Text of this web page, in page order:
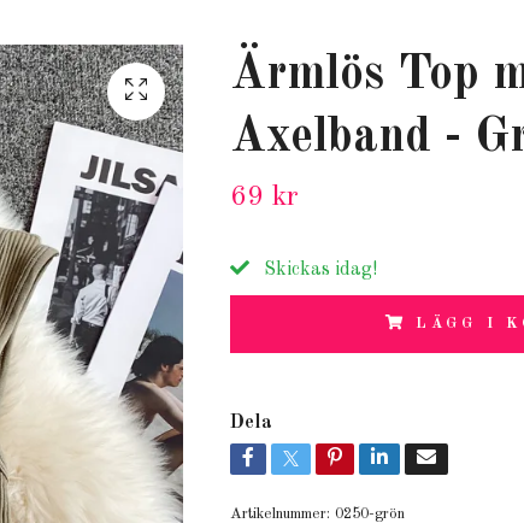
Ärmlös Top
Axelband -
69 kr
Skickas idag!
LÄGG I
Dela
Artikelnummer: 0250-grön